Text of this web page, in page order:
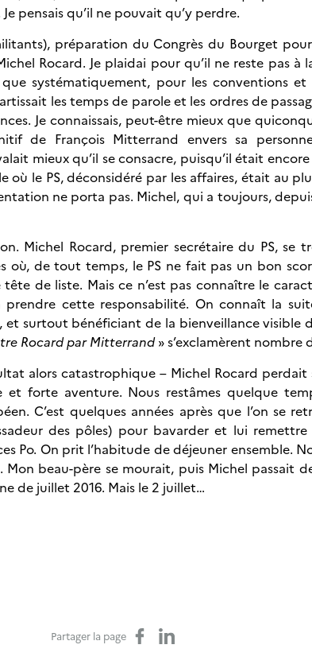
pensais qu’il ne pouvait qu’y perdre.
préparation du Congrès du Bourget
Rocard. Je plaidai pour qu’il ne reste pas
systématiquement, pour les conventions
les temps de parole et les ordres de
Je connaissais, peut-être mieux que
de François Mitterrand envers sa
mieux qu’il se consacre, puisqu’il était
le PS, déconsidéré par les affaires, était au
ne porta pas. Michel, qui a toujours,
Michel Rocard, premier secrétaire du PS, se
où, de tout temps, le PS ne fait pas un bon
de liste. Mais ce n’est pas connaître le
prendre cette responsabilité. On connaît la
et surtout bénéficiant de la bienveillance visible
Rocard par Mitterrand» s’exclamèrent nombre
alors catastrophique – Michel Rocard
forte aventure. Nous restâmes quelque
C’est quelques années après que l’on se
des pôles) pour bavarder et lui
Po. On prit l’habitude de déjeuner ensemble.
beau-père se mourait, puis Michel passait
de juillet 2016. Mais le 2 juillet…
Partager la page Partager sur Facebook
Partager sur LinkedIn